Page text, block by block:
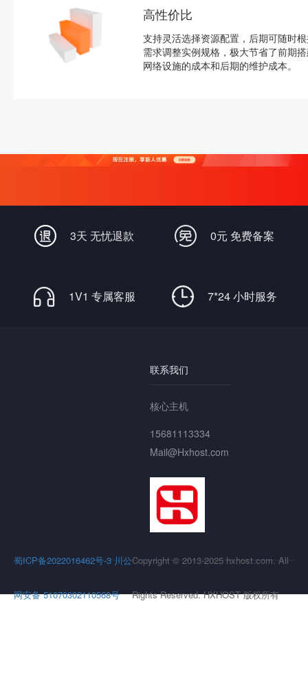
高性价比
支持灵活选择资源配置，后期可随时
需求调整实例规格，极大节省了前期
网络设施的成本和后期的维护成本。
3天 无忧退款 0元 免费备案
1V1 专属客服 7*24 小时服务
联系我们
核心主机
15681113334
Mail@Hxhost.com
蜀ICP备2022016462号-3 川公
网安备 51070302110568号
Copyright © 2013-2025 hxhost.com. All
Rights Reserved. HXHOST 版权所有